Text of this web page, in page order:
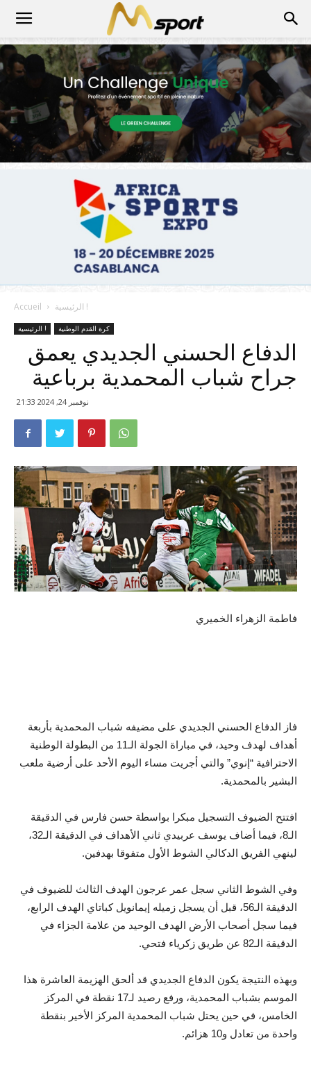
Accueil الرئيسية !
الرئيسية ! كرة القدم الوطنية
الدفاع الحسني الجديدي يعمق
جراح شباب المحمدية برباعية
نوفمبر 24, 2024 21:33
فاطمة الزهراء الخميري
فاز الدفاع الحسني الجديدي على مضيفه شباب المحمدية بأربعة
أهداف لهدف وحيد، في مباراة الجولة الـ11 من البطولة الوطنية
الاحترافية “إنوي” والتي أجريت مساء اليوم الأحد على أرضية ملعب
البشير بالمحمدية.
افتتح الضيوف التسجيل مبكرا بواسطة حسن فارس في الدقيقة
الـ8، فيما أضاف يوسف عربيدي ثاني الأهداف في الدقيقة الـ32،
لينهي الفريق الدكالي الشوط الأول متفوقا بهدفين.
وفي الشوط الثاني سجل عمر عرجون الهدف الثالث للضيوف في
الدقيقة الـ56، قبل أن يسجل زميله إيمانويل كباتاي الهدف الرابع،
فيما سجل أصحاب الأرض الهدف الوحيد من علامة الجزاء في
الدقيقة الـ82 عن طريق زكرياء فتحي.
وبهذه النتيجة يكون الدفاع الجديدي قد ألحق الهزيمة العاشرة هذا
الموسم بشباب المحمدية، ورفع رصيد لـ17 نقطة في المركز
الخامس، في حين يحتل شباب المحمدية المركز الأخير بنقطة
واحدة من تعادل و10 هزائم.